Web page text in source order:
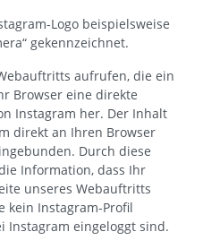
Logo beispielsweise
gekennzeichnet.
aufrufen, die ein
Browser eine direkte
Instagram her. Der Inhalt
direkt an Ihren Browser
Durch diese
Information, dass Ihr
unseres Webauftritts
kein Instagram-Profil
Instagram eingeloggt sind.